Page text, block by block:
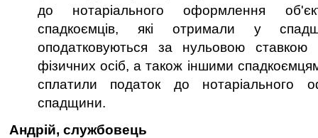
до нотаріального оформлення
спадкоємців, які отримали у
оподатковуються за нульовою
фізичних осіб, а також іншими
сплатили податок до нотаріального
спадщини.
Андрій, службовець